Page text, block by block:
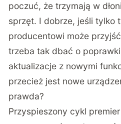
poczuć, że trzymają w
sprzęt. I dobrze, jeśli tylko
producentowi może
trzeba tak dbać o
aktualizacje z nowymi
przecież jest nowe
prawda?
Przyspieszony cykl